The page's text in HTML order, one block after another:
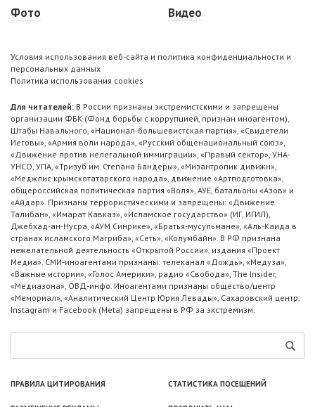
Фото
Видео
Условия использования веб-сайта и политика конфиденциальности и
персональных данных
Политика использования cookies
Для читателей: В России признаны экстремистскими и запрещены
организации ФБК (Фонд борьбы с коррупцией, признан иноагентом),
Штабы Навального, «Национал-большевистская партия», «Свидетели
Иеговы», «Армия воли народа», «Русский общенациональный союз»,
«Движение против нелегальной иммиграции», «Правый сектор», УНА-
УНСО, УПА, «Тризуб им. Степана Бандеры», «Мизантропик дивижн»,
«Меджлис крымскотатарского народа», движение «Артподготовка»,
общероссийская политическая партия «Воля», АУЕ, батальоны «Азов» и
«Айдар». Признаны террористическими и запрещены: «Движение
Талибан», «Имарат Кавказ», «Исламское государство» (ИГ, ИГИЛ),
Джебхад-ан-Нусра, «АУМ Синрике», «Братья-мусульмане», «Аль-Каида в
странах исламского Магриба», «Сеть», «Колумбайн». В РФ признана
нежелательной деятельность «Открытой России», издания «Проект
Медиа». СМИ-иноагентами признаны: телеканал «Дождь», «Медуза»,
«Важные истории», «Голос Америки», радио «Свобода», The Insider,
«Медиазона», ОВД-инфо. Иноагентами признаны общество/центр
«Мемориал», «Аналитический Центр Юрия Левады», Сахаровский центр.
Instagram и Facebook (Metа) запрещены в РФ за экстремизм.
ПРАВИЛА ЦИТИРОВАНИЯ СТАТИСТИКА ПОСЕЩЕНИЙ